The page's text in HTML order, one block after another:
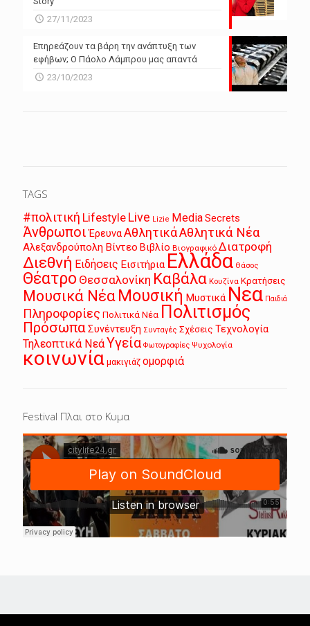
27/11/2023
Επηρεάζουν τα βάρη την ανάπτυξη των
εφήβων; Ο Πάολο Λάμπρου μας απαντά
23/10/2023
TAGS
#πολιτική Lifestyle Live Lizie MediaSecrets
Άνθρωποι ΈρευναΑθλητικάΑθλητικά Νέα
Αλεξανδρούπολη Βίντεο Βιβλίο Βιογραφικό Διατροφή
Διεθνή Ειδήσεις Εισιτήρια Ελλάδα Θάσος
Θέατρο Θεσσαλονίκη Καβάλα Κουζίνα Κρατήσεις
Μουσικά Νέα Μουσική Μυστικά Νεα Παιδιά
Πληροφορίες Πολιτικά Νέα Πολιτισμός
ΠρόσωπαΣυνέντευξη Συνταγές Σχέσεις Τεχνολογία
Τηλεοπτικά ΝεάΥγεία Φωτογραφίες Ψυχολογία
κοινωνία μακιγιάζ ομορφιά
Festival Πλαι στο Κυμα